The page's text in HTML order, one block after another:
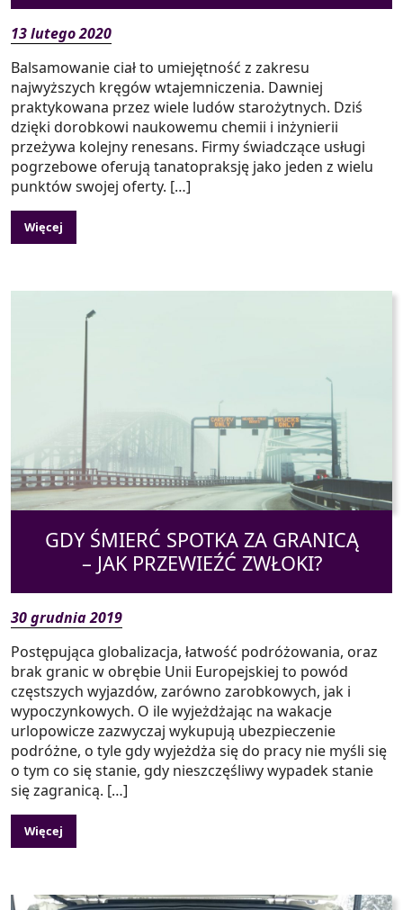
13 lutego 2020
Balsamowanie ciał to umiejętność z zakresu
najwyższych kręgów wtajemniczenia. Dawniej
praktykowana przez wiele ludów starożytnych. Dziś
dzięki dorobkowi naukowemu chemii i inżynierii
przeżywa kolejny renesans. Firmy świadczące usługi
pogrzebowe oferują tanatopraksję jako jeden z wielu
punktów swojej oferty. […]
Więcej
GDY ŚMIERĆ SPOTKA ZA GRANICĄ
– JAK PRZEWIEŹĆ ZWŁOKI?
30 grudnia 2019
Postępująca globalizacja, łatwość podróżowania, oraz
brak granic w obrębie Unii Europejskiej to powód
częstszych wyjazdów, zarówno zarobkowych, jak i
wypoczynkowych. O ile wyjeżdżając na wakacje
urlopowicze zazwyczaj wykupują ubezpieczenie
podróżne, o tyle gdy wyjeżdża się do pracy nie myśli się
o tym co się stanie, gdy nieszczęśliwy wypadek stanie
się zagranicą. […]
Więcej